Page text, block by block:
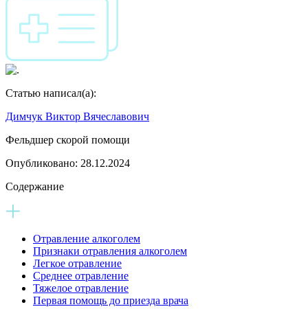
Статью написал(а):
Димчук Виктор Вячеславович
Фельдшер скорой помощи
Опубликовано: 28.12.2024
Содержание
Отравление алкоголем
Признаки отравления алкоголем
Легкое отравление
Среднее отравление
Тяжелое отравление
Первая помощь до приезда врача